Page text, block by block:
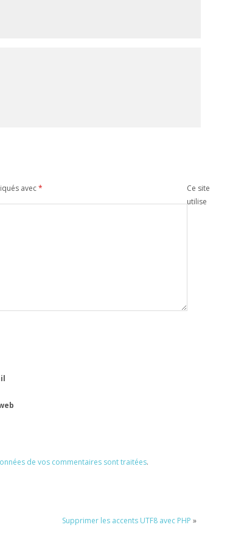
avec*
Ce site
utilise
de vos commentaires sont traitées.
Supprimer les accents UTF8 avec PHP »